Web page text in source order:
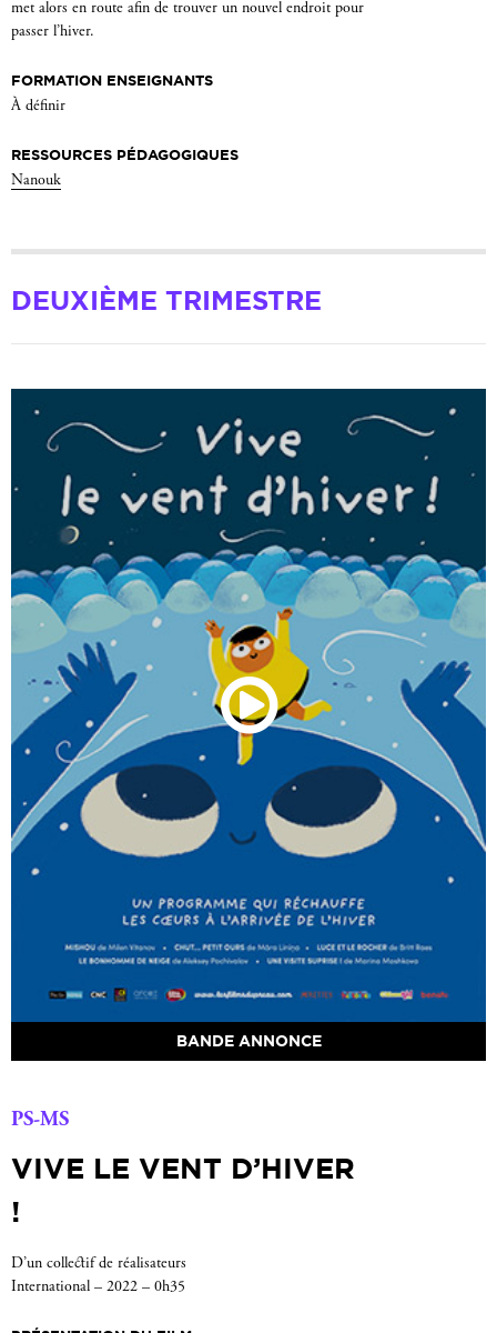
met alors en route afin de trouver un nouvel endroit pour
passer l’hiver.
FORMATION ENSEIGNANTS
À définir
RESSOURCES PÉDAGOGIQUES
Nanouk
DEUXIÈME TRIMESTRE
BANDE ANNONCE
PS-MS
VIVE LE VENT D’HIVER
!
D’un collectif de réalisateurs
International – 2022 – 0h35